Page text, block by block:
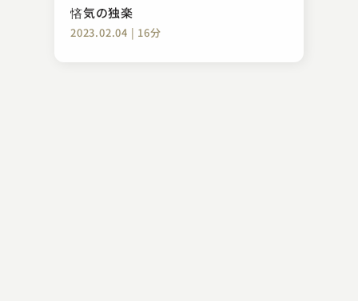
悋気の独楽
2023.02.04 | 16分
2024.02.14 | 31分